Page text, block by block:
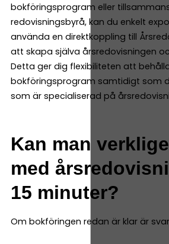
bokföringsprogram eller
redovisningsbyrå, kan du enkelt
använda en direktkoppling till
att skapa själva årsredovisningen
Detta ger dig flexibiliteten att
bokföringsprogram samtidigt som
som är specialiserad på
Kan man
med
15 minuter?
Om bokföringen redan är klar är